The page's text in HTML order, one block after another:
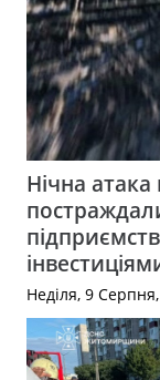
Нічна
Неділя, 9